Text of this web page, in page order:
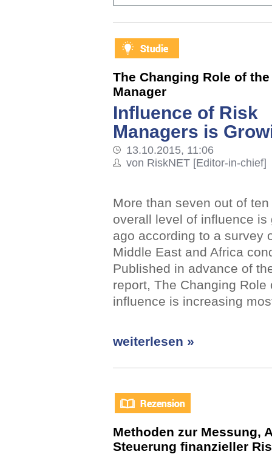
The Changing Role of
Manager
Influence of Risk
Managers is
13.10.2015, 11:06
von RiskNET [Editor-in-chief]
More than seven out of
overall level of influence
ago according to a survey
Middle East and Africa
Published in advance of
report, The Changing
influence is increasing
weiterlesen »
Methoden zur Messung,
Steuerung finanzieller